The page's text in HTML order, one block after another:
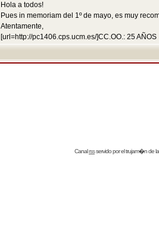
Hola a todos!
Pues in memoriam del 1º de mayo, es muy
Atentamente,
[url=http://pc1406.cps.ucm.es/]CC.OO.: 25 AÑOS
Canalrssservido por eltrujam�nde